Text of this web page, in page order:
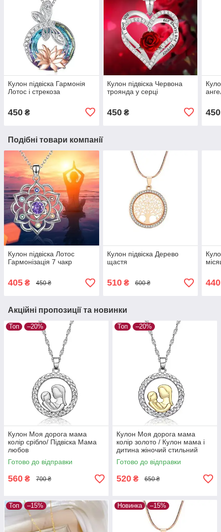
Кулон підвіска Гармонія
Лотос і стрекоза
450 ₴
Кулон підвіска Червона
троянда у серці
450₴ 450
Подібні товари компанії
Кулон підвіска Лотос
Гармонізація 7 чакр
405 ₴ 450 ₴
Кулон підвіска Дерево
щастя
510₴ 600 ₴ 440
Акційні пропозиції та новинки
Топ –20%
Кулон Моя дорога мама
колір срібло/ Підвіска Мама
любов
Готово до відправки
560 ₴ 700 ₴
Топ –20%
Кулон Моя дорога мама
колір золото / Кулон мама і
дитина жіночий стильний
подарунок для мами
Готово до відправки
520 ₴ 650 ₴
Топ –15% Новинка –15%